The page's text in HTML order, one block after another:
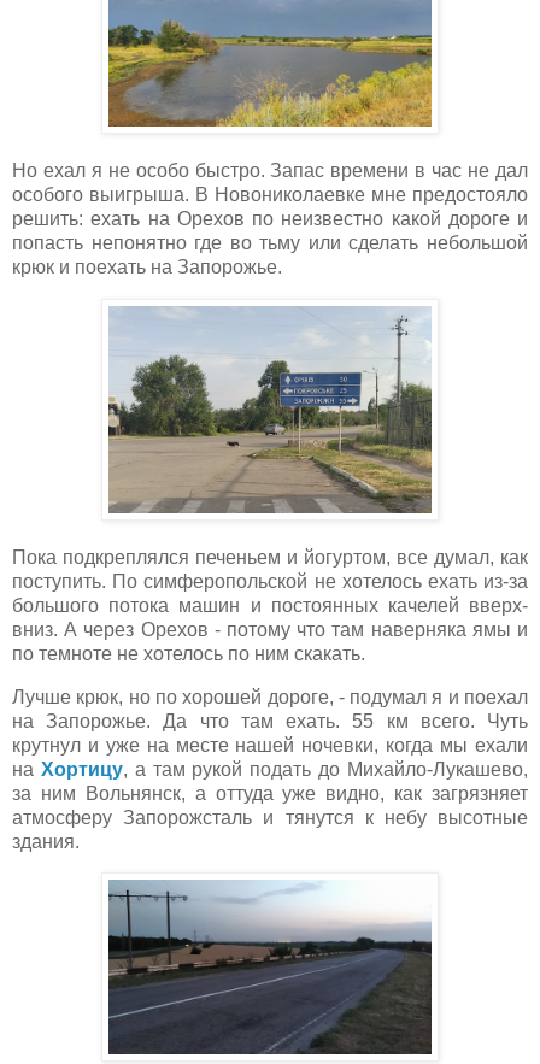
Но ехал я не особо быстро. Запас времени в час не дал
особого выигрыша. В Новониколаевке мне предостояло
решить: ехать на Орехов по неизвестно какой дороге и
попасть непонятно где во тьму или сделать небольшой
крюк и поехать на Запорожье.
Пока подкреплялся печеньем и йогуртом, все думал, как
поступить. По симферопольской не хотелось ехать из-за
большого потока машин и постоянных качелей вверх-
вниз. А через Орехов - потому что там наверняка ямы и
по темноте не хотелось по ним скакать.
Лучше крюк, но по хорошей дороге, - подумал я и поехал
на Запорожье. Да что там ехать. 55 км всего. Чуть
крутнул и уже на месте нашей ночевки, когда мы ехали
на Хортицу, а там рукой подать до Михайло-Лукашево,
за ним Вольнянск, а оттуда уже видно, как загрязняет
атмосферу Запорожсталь и тянутся к небу высотные
здания.